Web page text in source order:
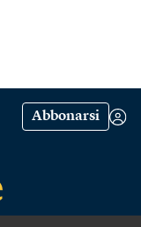
Abbonarsi